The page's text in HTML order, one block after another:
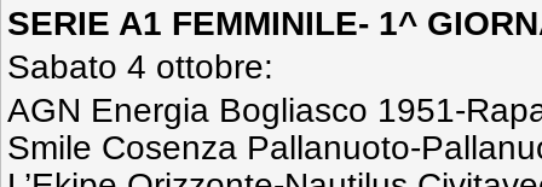
SERIE A1 FEMMINILE- 1^
Sabato 4 ottobre:
AGN Energia Bogliasco 1951-
Smile Cosenza Pallanuoto-